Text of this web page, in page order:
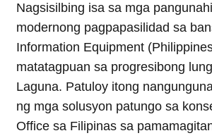
T
w
i
t
e
)
c
e
b
o
o
k
n
t
e
e
s
n
k
e
I
n
a
i
l
Nagsisilbing isa sa mga
modernong pagpapasilidad sa
Information Equipment
matatagpuan sa progresibong
Laguna. Patuloy itong
ng mga solusyon patungo sa
Office sa Filipinas sa